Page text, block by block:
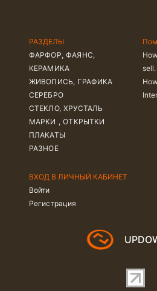
РАЗДЕЛЫ
ФАРФОР, ФАЯНС,
КЕРАМИКА
ЖИВОПИСЬ, ГРАФИКА
СЕРЕБРО
СТЕКЛО, ХРУСТАЛЬ
МАРКИ , ОТКРЫТКИ
ПЛАКАТЫ
РАЗНОЕ
sell.
ВХОД В ЛИЧНЫЙ КАБИНЕТ
Войти
Регистрация